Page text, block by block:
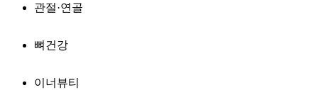
관절·연골
뼈건강
이너뷰티